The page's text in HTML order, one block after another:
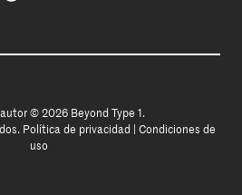
© 2026 Beyond Type 1.
Política de privacidad
Condiciones de
uso